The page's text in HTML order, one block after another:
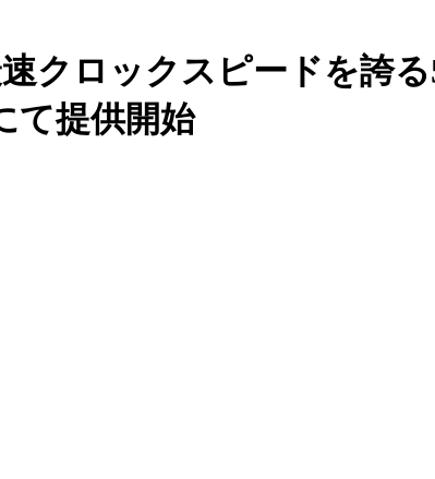
クロックスピードを誇
て提供開始